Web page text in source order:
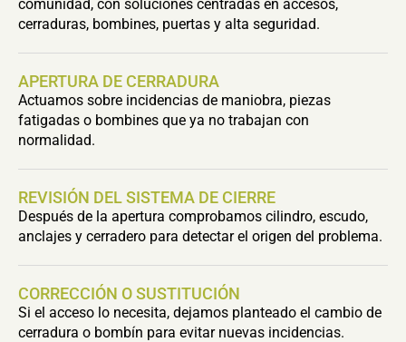
comunidad, con soluciones centradas en accesos,
cerraduras, bombines, puertas y alta seguridad.
APERTURA DE CERRADURA
Actuamos sobre incidencias de maniobra, piezas
fatigadas o bombines que ya no trabajan con
normalidad.
REVISIÓN DEL SISTEMA DE CIERRE
Después de la apertura comprobamos cilindro, escudo,
anclajes y cerradero para detectar el origen del problema.
CORRECCIÓN O SUSTITUCIÓN
Si el acceso lo necesita, dejamos planteado el cambio de
cerradura o bombín para evitar nuevas incidencias.